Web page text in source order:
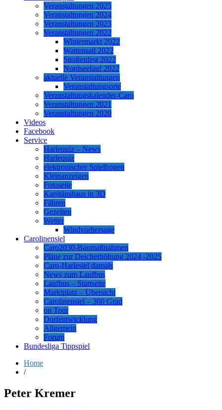
Veranstaltungen 2025
Veranstaltungen 2024
Veranstaltungen 2023
Veranstaltungen 2022
Wintermarkt 2022
Wattensail 2022
Straßenfest 2022
Nordseelauf 2022
aktuelle Veranstaltungen
Veranstaltungsorte
Veranstaltungskalender-Caro
Veranstaltungen 2021
Veranstaltungen 2020
Videos
Facebook
Service
Harlequiz – News
Harlequiz
elektronischer Spielbogen
Kleinanzeigen
Fotoseite
Kapitänshaus in 3D
Fähren
Gezeiten
Wetter
Windvorhersage
Carolinensiel
Caro2030-Baumaßnahmen
Pläne zur Deicherhöhung 2024 -2025
Caro-Harlesiel damals
News zum Laufbus
Laufbus – Startseite
Marktplatz – Übersicht
Carolinensiel – 360 Grad
on Tour
Dorfentwicklung
Allgemein
Forum
Bundesliga Tippspiel
Home
/
Peter Kremer